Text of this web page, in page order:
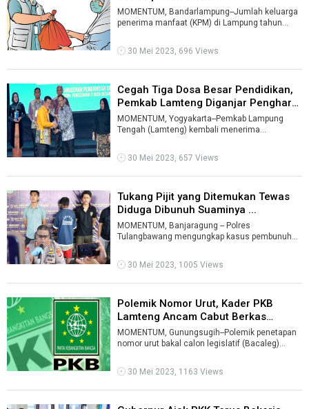
MOMENTUM, Bandarlampung--Jumlah keluarga
penerima manfaat (KPM) di Lampung tahun
KPM ...
30 Mei 2023, 696 Views
Cegah Tiga Dosa Besar Pendidikan,
Pemkab Lamteng Diganjar Penghar
...
MOMENTUM, Yogyakarta--Pemkab Lampung
Tengah (Lamteng) kembali menerima
Anugerah ...
30 Mei 2023, 657 Views
Tukang Pijit yang Ditemukan Tewas
Diduga Dibunuh Suaminya ...
MOMENTUM, Banjaragung -- Polres
Tulangbawang mengungkap kasus pembunuhan
Kecamatan Banj ...
30 Mei 2023, 1005 Views
Polemik Nomor Urut, Kader PKB
Lamteng Ancam Cabut Berkas
Pencalon ...
MOMENTUM, Gunungsugih--Polemik penetapan
nomor urut bakal calon legislatif (Bacaleg)
30 Mei 2023, 1163 Views